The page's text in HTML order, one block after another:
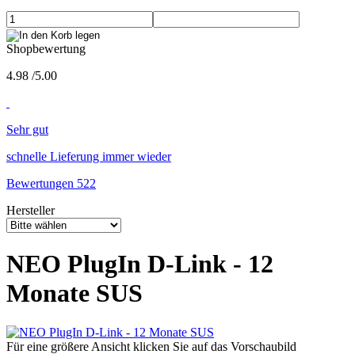
Shopbewertung
4.98 /5.00
Sehr gut
schnelle Lieferung immer wieder
Bewertungen 522
Hersteller
NEO PlugIn D-Link - 12
Monate SUS
Für eine größere Ansicht klicken Sie auf das Vorschaubild